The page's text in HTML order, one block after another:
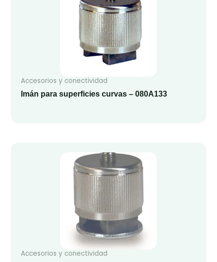
Accesorios y conectividad
Imán para superficies curvas – 080A133
Accesorios y conectividad